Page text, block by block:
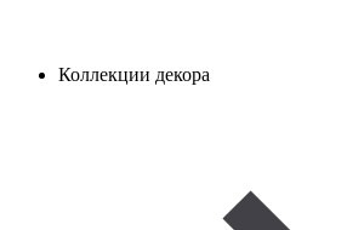
Коллекции декора